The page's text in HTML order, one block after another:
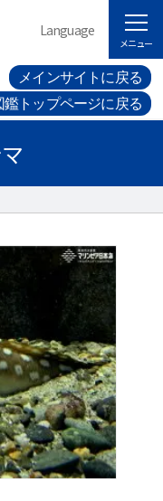
メインサイトに戻る
鑑トップページに戻る
Language
メニュー